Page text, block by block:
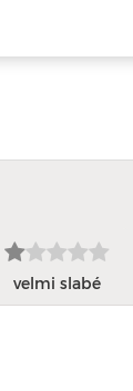
velmi slabé